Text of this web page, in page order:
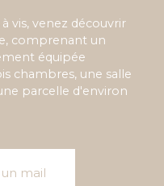
vis, venez découvrir
comprenant un
équipée
chambres, une salle
parcelle d'environ
mail